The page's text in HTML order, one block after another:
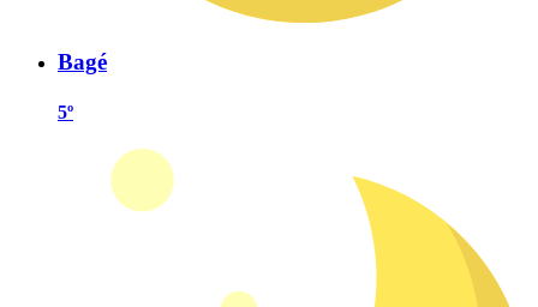
Bagé
5º